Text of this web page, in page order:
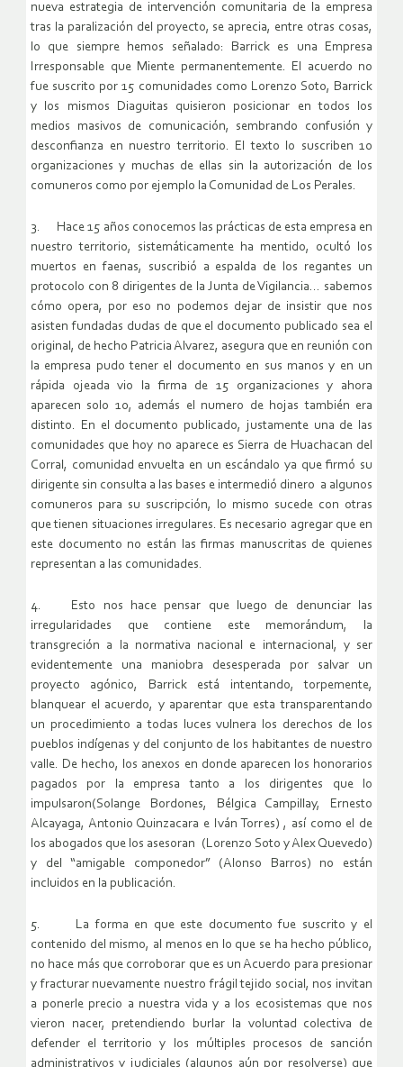
nueva estrategia de intervención comunitaria de la empresa
tras la paralización del proyecto, se aprecia, entre otras cosas,
lo que siempre hemos señalado: Barrick es una Empresa
Irresponsable que Miente permanentemente. El acuerdo no
fue suscrito por 15 comunidades como Lorenzo Soto, Barrick
y los mismos Diaguitas quisieron posicionar en todos los
medios masivos de comunicación, sembrando confusión y
desconfianza en nuestro territorio. El texto lo suscriben 10
organizaciones y muchas de ellas sin la autorización de los
comuneros como por ejemplo la Comunidad de Los Perales.
3. Hace 15 años conocemos las prácticas de esta empresa en
nuestro territorio, sistemáticamente ha mentido, ocultó los
muertos en faenas, suscribió a espalda de los regantes un
protocolo con 8 dirigentes de la Junta de Vigilancia… sabemos
cómo opera, por eso no podemos dejar de insistir que nos
asisten fundadas dudas de que el documento publicado sea el
original, de hecho Patricia Alvarez, asegura que en reunión con
la empresa pudo tener el documento en sus manos y en un
rápida ojeada vio la firma de 15 organizaciones y ahora
aparecen solo 10, además el numero de hojas también era
distinto. En el documento publicado, justamente una de las
comunidades que hoy no aparece es Sierra de Huachacan del
Corral, comunidad envuelta en un escándalo ya que firmó su
dirigente sin consulta a las bases e intermedió dinero a algunos
comuneros para su suscripción, lo mismo sucede con otras
que tienen situaciones irregulares. Es necesario agregar que en
este documento no están las firmas manuscritas de quienes
representan a las comunidades.
4. Esto nos hace pensar que luego de denunciar las
irregularidades que contiene este memorándum, la
transgreción a la normativa nacional e internacional, y ser
evidentemente una maniobra desesperada por salvar un
proyecto agónico, Barrick está intentando, torpemente,
blanquear el acuerdo, y aparentar que esta transparentando
un procedimiento a todas luces vulnera los derechos de los
pueblos indígenas y del conjunto de los habitantes de nuestro
valle. De hecho, los anexos en donde aparecen los honorarios
pagados por la empresa tanto a los dirigentes que lo
impulsaron(Solange Bordones, Bélgica Campillay, Ernesto
Alcayaga, Antonio Quinzacara e Iván Torres) , así como el de
los abogados que los asesoran (Lorenzo Soto y Alex Quevedo)
y del “amigable componedor” (Alonso Barros) no están
incluidos en la publicación.
5. La forma en que este documento fue suscrito y el
contenido del mismo, al menos en lo que se ha hecho público,
no hace más que corroborar que es un Acuerdo para presionar
y fracturar nuevamente nuestro frágil tejido social, nos invitan
a ponerle precio a nuestra vida y a los ecosistemas que nos
vieron nacer, pretendiendo burlar la voluntad colectiva de
defender el territorio y los múltiples procesos de sanción
administrativos y judiciales (algunos aún por resolverse) que